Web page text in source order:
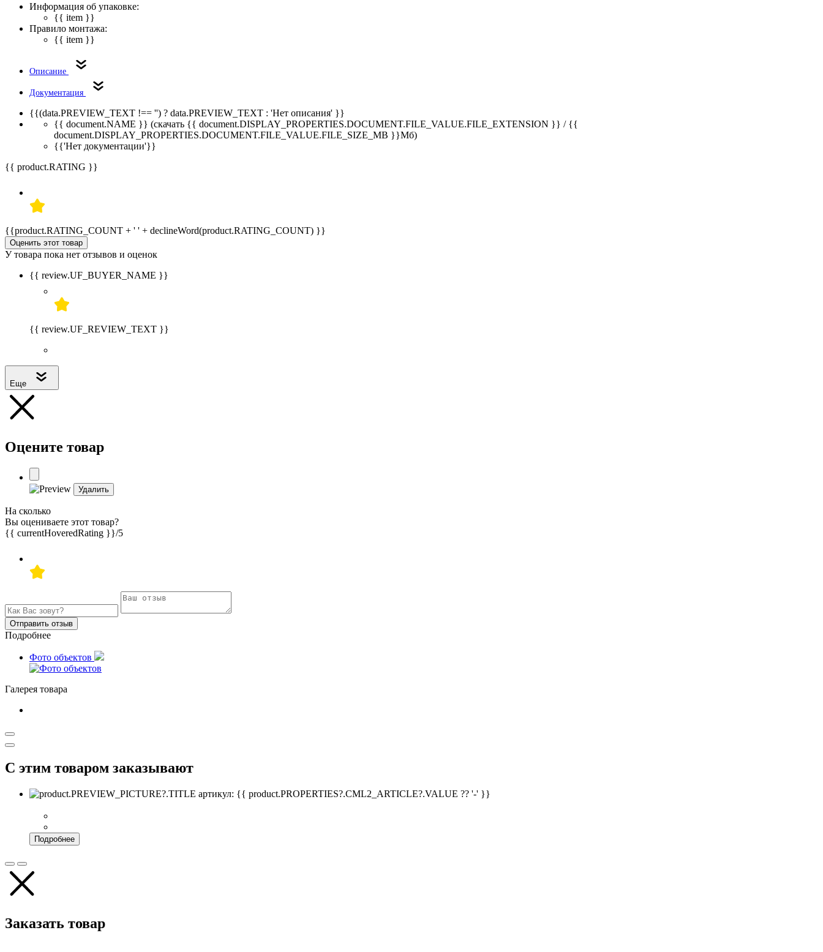
Информация об упаковке:
{{ item }}
Правило монтажа:
{{ item }}
Описание
Документация
{{(data.PREVIEW_TEXT !== '') ? data.PREVIEW_TEXT : 'Нет описания' }}
{{ document.NAME }} (скачать {{ document.DISPLAY_PROPERTIES.DOCUMENT.FILE_VALUE.FILE_EXTENSION }} / {{
document.DISPLAY_PROPERTIES.DOCUMENT.FILE_VALUE.FILE_SIZE_MB }}Мб)
{{'Нет документации'}}
{{ product.RATING }}
{{product.RATING_COUNT + ' ' + declineWord(product.RATING_COUNT) }}
Оценить этот товар
У товара пока нет отзывов и оценок
{{ review.UF_BUYER_NAME }}
{{ review.UF_REVIEW_TEXT }}
Еще
Оцените товар
Удалить
На сколько
Вы оцениваете этот товар?
{{ currentHoveredRating }}/5
Отправить отзыв
Подробнее
Фото объектов
Галерея товара
С этим товаром заказывают
артикул: {{ product.PROPERTIES?.CML2_ARTICLE?.VALUE ?? '-' }}
Подробнее
Заказать товар